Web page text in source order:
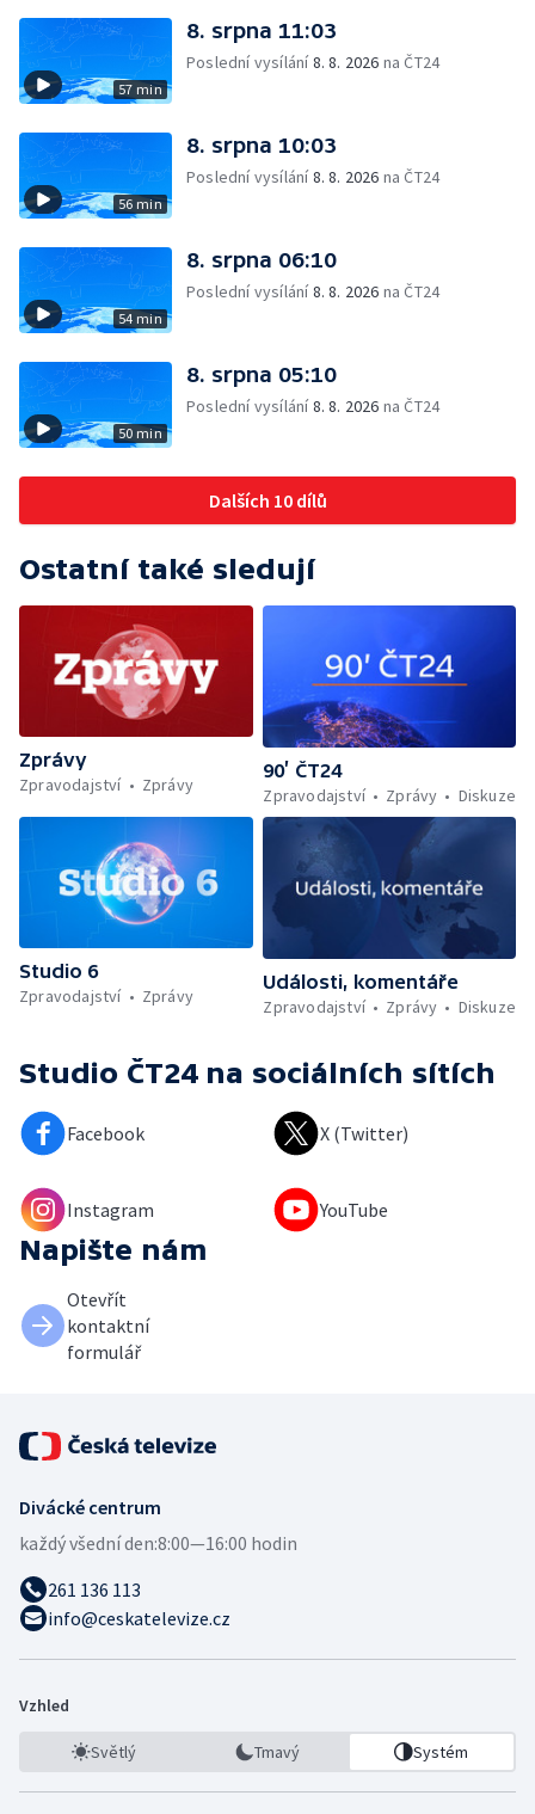
57 min
8. srpna 11:03
Poslední vysílání8. 8. 2026 na ČT24
56 min
8. srpna 10:03
Poslední vysílání8. 8. 2026 na ČT24
54 min
8. srpna 06:10
Poslední vysílání8. 8. 2026 na ČT24
50 min
8. srpna 05:10
Poslední vysílání8. 8. 2026 na ČT24
Dalších 10 dílů
Ostatní také sledují
Zprávy
Zpravodajství
Zprávy
90’ ČT24
Zpravodajství
Zprávy Diskuze
Studio 6
Zpravodajství
Zprávy
Události, komentáře
Zpravodajství
Zprávy Diskuze
Studio ČT24 na sociálních sítích
Facebook X (Twitter)
Instagram YouTube
Napište nám
Otevřít
kontaktní
formulář
Divácké centrum
každý všední den:8:00—16:00 hodin
261 136 113
info@ceskatelevize.cz
Vzhled
Světlý Tmavý Systém